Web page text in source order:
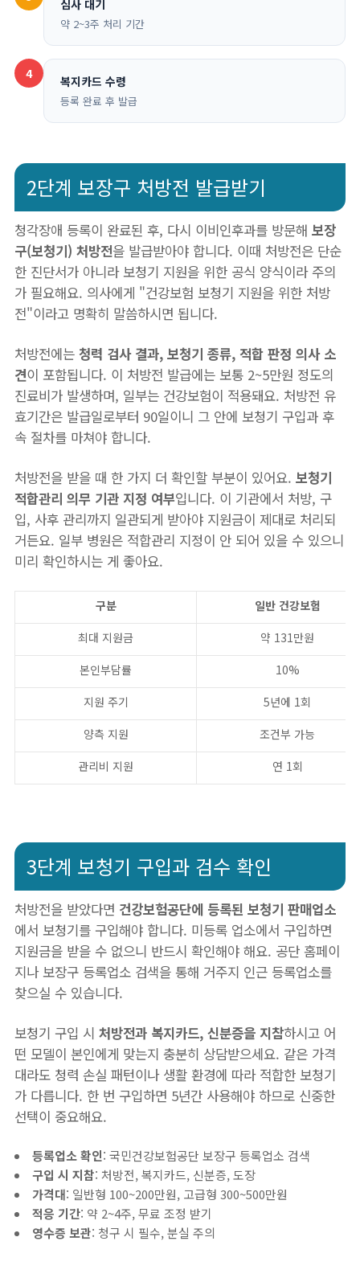
심사 대기
약 2~3주 처리 기간
4
복지카드 수령
등록 완료 후 발급
2단계 보장구 처방전 발급받기
청각장애 등록이 완료된 후, 다시 이비인후과를 방문해 보장
구(보청기) 처방전을 발급받아야 합니다. 이때 처방전은 단순
한 진단서가 아니라 보청기 지원을 위한 공식 양식이라 주의
가 필요해요. 의사에게 "건강보험 보청기 지원을 위한 처방
전"이라고 명확히 말씀하시면 됩니다.
처방전에는 청력 검사 결과, 보청기 종류, 적합 판정 의사 소
견이 포함됩니다. 이 처방전 발급에는 보통 2~5만원 정도의
진료비가 발생하며, 일부는 건강보험이 적용돼요. 처방전 유
효기간은 발급일로부터 90일이니 그 안에 보청기 구입과 후
속 절차를 마쳐야 합니다.
처방전을 받을 때 한 가지 더 확인할 부분이 있어요. 보청기
적합관리 의무 기관 지정 여부입니다. 이 기관에서 처방, 구
입, 사후 관리까지 일관되게 받아야 지원금이 제대로 처리되
거든요. 일부 병원은 적합관리 지정이 안 되어 있을 수 있으니
미리 확인하시는 게 좋아요.
구분
일반 건강보험
최대 지원금
약 131만원
본인부담률
10%
지원 주기
5년에 1회
양측 지원
조건부 가능
관리비 지원
연 1회
3단계 보청기 구입과 검수 확인
처방전을 받았다면 건강보험공단에 등록된 보청기 판매업소
에서 보청기를 구입해야 합니다. 미등록 업소에서 구입하면
지원금을 받을 수 없으니 반드시 확인해야 해요. 공단 홈페이
지나 보장구 등록업소 검색을 통해 거주지 인근 등록업소를
찾으실 수 있습니다.
보청기 구입 시 처방전과 복지카드, 신분증을 지참하시고 어
떤 모델이 본인에게 맞는지 충분히 상담받으세요. 같은 가격
대라도 청력 손실 패턴이나 생활 환경에 따라 적합한 보청기
가 다릅니다. 한 번 구입하면 5년간 사용해야 하므로 신중한
선택이 중요해요.
등록업소 확인: 국민건강보험공단 보장구 등록업소 검색
구입 시 지참: 처방전, 복지카드, 신분증, 도장
가격대: 일반형 100~200만원, 고급형 300~500만원
적응 기간: 약 2~4주, 무료 조정 받기
영수증 보관: 청구 시 필수, 분실 주의